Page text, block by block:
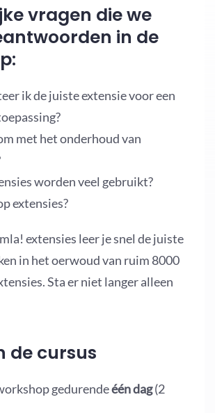
vragen die we
in de
ik de juiste extensie voor een
met het onderhoud van
worden veel gebruikt?
extensies?
extensies leer je snel de juiste
in het oerwoud van ruim 8000
Sta er niet langer alleen
de cursus
gedurendeéén dag(2